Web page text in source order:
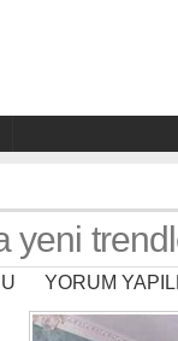
yeni
YORUM